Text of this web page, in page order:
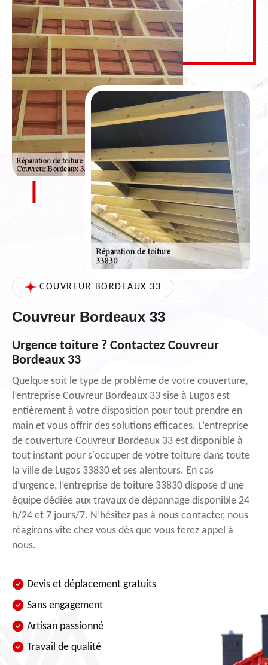
COUVREUR BORDEAUX 33
Couvreur Bordeaux 33
Urgence toiture ? Contactez Couvreur
Bordeaux 33
Quelque soit le type de problème de votre couverture,
l’entreprise Couvreur Bordeaux 33 sise à Lugos est
entièrement à votre disposition pour tout prendre en
main et vous offrir des solutions efficaces. L’entreprise
de couverture Couvreur Bordeaux 33 est disponible à
tout instant pour s'occuper de votre toiture dans toute
la ville de Lugos 33830 et ses alentours. En cas
d’urgence, l’entreprise de toiture 33830 dispose d’une
équipe dédiée aux travaux de dépannage disponible 24
h/24 et 7 jours/7. N’hésitez pas à nous contacter, nous
réagirons vite chez vous dès que vous ferez appel à
nous.
Devis et déplacement gratuits
Sans engagement
Artisan passionné
Travail de qualité